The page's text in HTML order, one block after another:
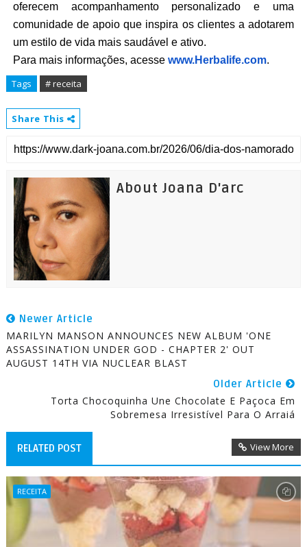
oferecem acompanhamento personalizado e uma
comunidade de apoio que inspira os clientes a adotarem
um estilo de vida mais saudável e ativo.
Para mais informações, acesse www.Herbalife.com.
Tags # receita
Share This
About Joana D'arc
Newer Article
MARILYN MANSON ANNOUNCES NEW ALBUM 'ONE
ASSASSINATION UNDER GOD - CHAPTER 2' OUT
AUGUST 14TH VIA NUCLEAR BLAST
Older Article
Torta Chocoquinha Une Chocolate E Paçoca Em
Sobremesa Irresistível Para O Arraiá
RELATED POST View More
RECEITA